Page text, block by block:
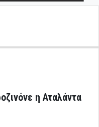
η Αταλάντα